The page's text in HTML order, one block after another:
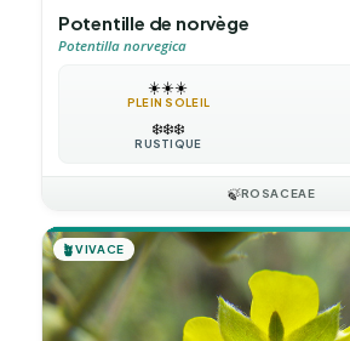
Potentille de norvège
Potentilla norvegica
☀️☀️☀️
PLEIN SOLEIL
❄️❄️❄️
RUSTIQUE
🍃ROSACEAE
🪴VIVACE